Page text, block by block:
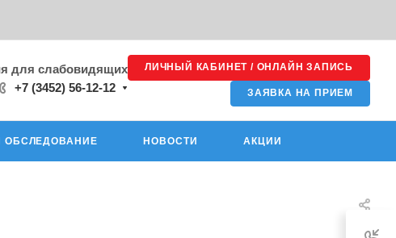
для слабовидящих
+7 (3452) 56-12-12
ЛИЧНЫЙ КАБИНЕТ / ОНЛАЙН ЗАПИСЬ
ЗАЯВКА НА ПРИЕМ
ОБСЛЕДОВАНИЕ НОВОСТИ АКЦИИ